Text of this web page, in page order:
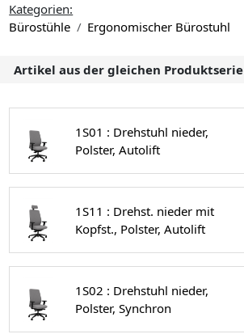
Kategorien:
Bürostühle
Ergonomischer Bürostuhl
Artikel aus der gleichen Produktserie
1S01 : Drehstuhl nieder,
Polster, Autolift
1S11 : Drehst. nieder mit
Kopfst., Polster, Autolift
1S02 : Drehstuhl nieder,
Polster, Synchron